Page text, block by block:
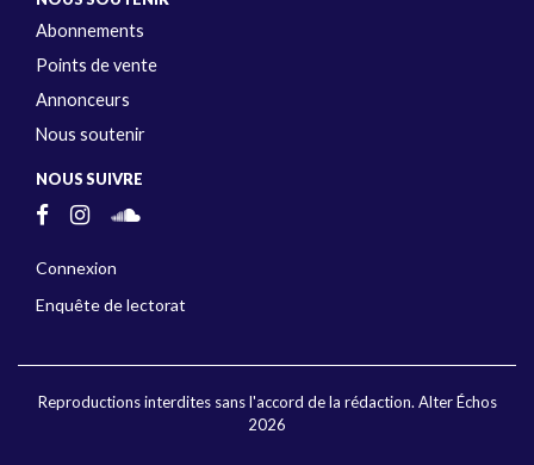
Abonnements
Points de vente
Annonceurs
Nous soutenir
NOUS SUIVRE
Connexion
Enquête de lectorat
Reproductions interdites sans l'accord de la rédaction. Alter Échos
2026